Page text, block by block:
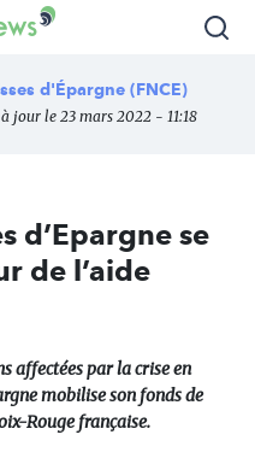
d'Épargne (FNCE)
jour le 23 mars 2022 - 11:18
d’Epargne se
de l’aide
affectées par la crise en
mobilise son fonds de
Rouge française.